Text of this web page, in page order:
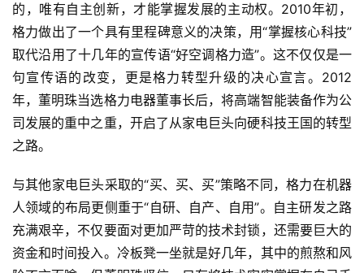
的，唯有自主创新，才能掌握发展的主动权。2010年初，
格力做出了一个具有里程碑意义的决策，用“掌握核心科技”
取代沿用了十几年的宣传语“好空调格力造”。这不仅仅是一
句宣传语的改变，更是格力转型升级的决心宣言。2012
年，董明珠当选格力电器董事长后，将高端智能装备作为公
司发展的重中之重，开启了从家电巨头向硬科技王国的转型
之路。
与其他家电巨头采取的“买、买、买”策略不同，格力在机器
人领域的布局更侧重于“自研、自产、自用”。自主研发之路
充满艰辛，不仅要面对更加严苛的技术封锁，还需要巨大的
资金和时间投入。冷板凳一坐就是好几年，其中的煎熬和风